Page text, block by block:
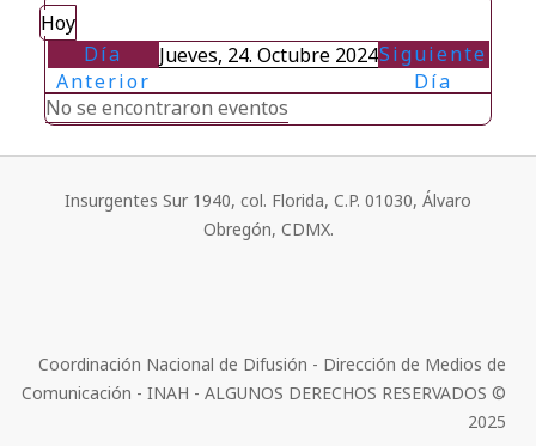
Hoy
Día
Anterior
Jueves, 24. Octubre 2024Siguiente
Día
No se encontraron eventos
Insurgentes Sur 1940, col. Florida, C.P. 01030, Álvaro
Obregón, CDMX.
Coordinación Nacional de Difusión - Dirección de Medios de
Comunicación - INAH - ALGUNOS DERECHOS RESERVADOS ©
2025